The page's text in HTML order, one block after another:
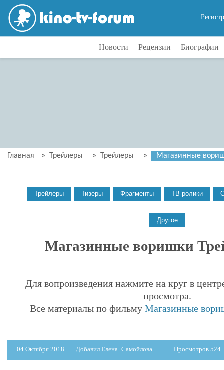
Новости Рецензии Биографии
Главная » Трейлеры » Трейлеры » Магазинные
Магазинные воришки
Для вопроизведения нажмите на круг в
просмотра.
Все материалы по фильму Магазинные
04 Октября 2018 Добавил Елена_Самойлова Просмотров 524